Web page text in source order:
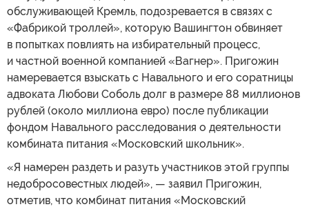
обслуживающей Кремль, подозревается в связях с
«Фабрикой троллей», которую Вашингтон обвиняет
в попытках повлиять на избирательный процесс,
и частной военной компанией «Вагнер». Пригожин
намеревается взыскать с Навального и его соратницы
адвоката Любови Соболь долг в размере 88 миллионов
рублей (около миллиона евро) после публикации
фондом Навального расследования о деятельности
комбината питания «Московский школьник».
«Я намерен раздеть и разуть участников этой группы
недобросовестных людей», — заявил Пригожин,
отметив, что комбинат питания «Московский